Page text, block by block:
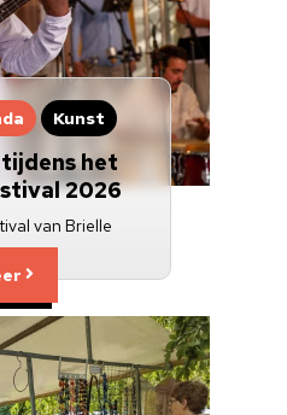
Kunst
het
2026
van Brielle
Doneren